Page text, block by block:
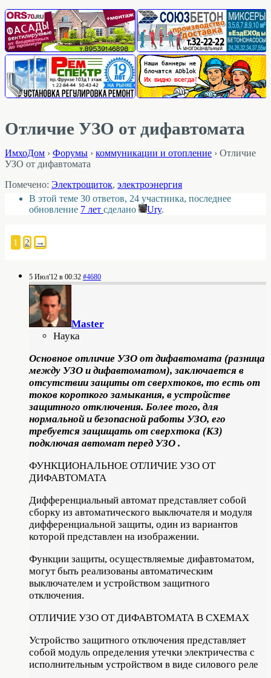
Отличие УЗО от дифавтомата
ИмхоДом › Форумы › коммуникации и отопление › Отличие
УЗО от дифавтомата
Помечено: Электрощиток, электроэнергия
В этой теме 30 ответов, 24 участника, последнее
обновление 7 лет сделано Ury.
1 2 →
5 Июл'12 в 00:32 #4680
Master
Наука
Основное отличие УЗО от дифавтомата (разница
между УЗО и дифавтоматом), заключается в
отсутствии защиты от сверхтоков, то есть от
токов короткого замыкания, в устройстве
защитного отключения. Более того, для
нормальной и безопасной работы УЗО, его
требуется защищать от сверхтока (КЗ)
подключая автомат перед УЗО .
ФУНКЦИОНАЛЬНОЕ ОТЛИЧИЕ УЗО ОТ
ДИФАВТОМАТА
Дифференциальный автомат представляет собой
сборку из автоматического выключателя и модуля
дифференциальной защиты, один из вариантов
которой представлен на изображении.
Функции защиты, осуществляемые дифавтоматом,
могут быть реализованы автоматическим
выключателем и устройством защитного
отключения.
ОТЛИЧИЕ УЗО ОТ ДИФАВТОМАТА В СХЕМАХ
Устройство защитного отключения представляет
собой модуль определения утечки электричества с
исполнительным устройством в виде силового реле